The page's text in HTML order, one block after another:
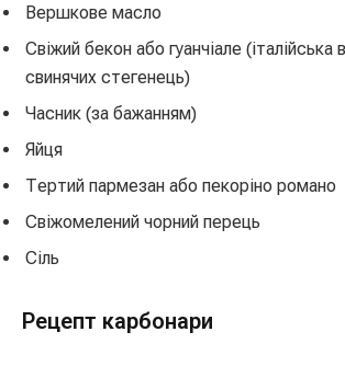
Вершкове масло
Свіжий бекон або гуанчіале (італійська
свинячих стегенець)
Часник (за бажанням)
Яйця
Тертий пармезан або пекоріно романо
Свіжомелений чорний перець
Сіль
Рецепт карбонари